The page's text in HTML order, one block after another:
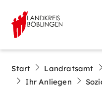
Start Landratsamt
Ihr Anliegen